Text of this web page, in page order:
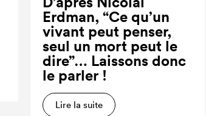
Erdman, “Ce qu’un
vivant peut penser,
seul un mort peut le
dire”… Laissons donc
le parler !
Lire la suite